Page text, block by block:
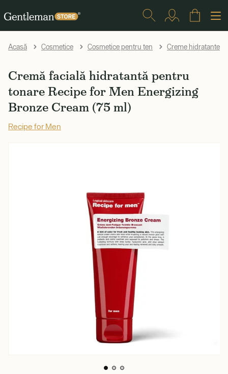
Acasă Cosmetice Cosmetice pentru ten Creme hidratante și
Cremă facială hidratantă pentru
tonare Recipe for Men Energizing
Bronze Cream (75 ml)
Recipe for Men